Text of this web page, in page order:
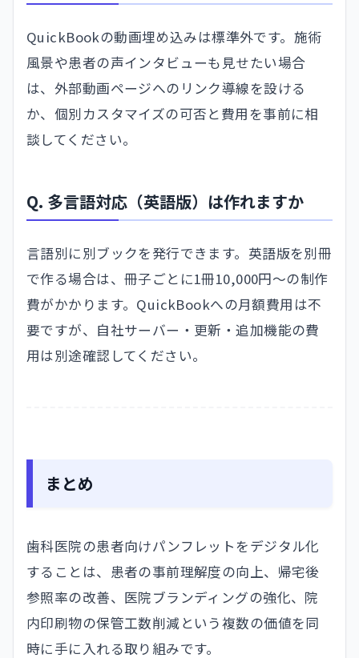
QuickBookの動画埋め込みは標準外です。施術
風景や患者の声インタビューも見せたい場合
は、外部動画ページへのリンク導線を設ける
か、個別カスタマイズの可否と費用を事前に相
談してください。
Q. 多言語対応（英語版）は作れますか
言語別に別ブックを発行できます。英語版を別冊
で作る場合は、冊子ごとに1冊10,000円〜の制作
費がかかります。QuickBookへの月額費用は不
要ですが、自社サーバー・更新・追加機能の費
用は別途確認してください。
まとめ
歯科医院の患者向けパンフレットをデジタル化
することは、患者の事前理解度の向上、帰宅後
参照率の改善、医院ブランディングの強化、院
内印刷物の保管工数削減という複数の価値を同
時に手に入れる取り組みです。